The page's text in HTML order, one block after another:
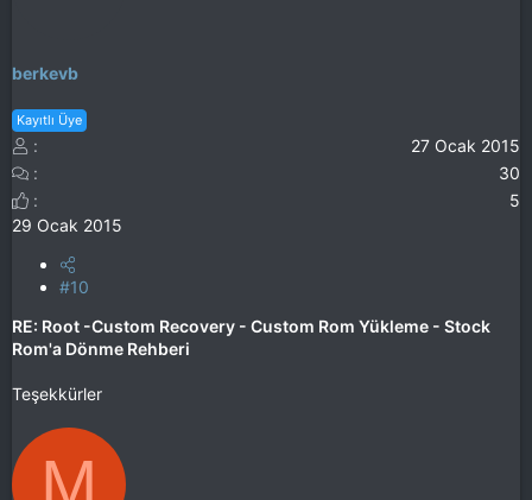
berkevb
Kayıtlı Üye
27 Ocak 2015
30
5
29 Ocak 2015
#10
RE: Root -Custom Recovery - Custom Rom Yükleme - Stock
Rom'a Dönme Rehberi
Teşekkürler
M